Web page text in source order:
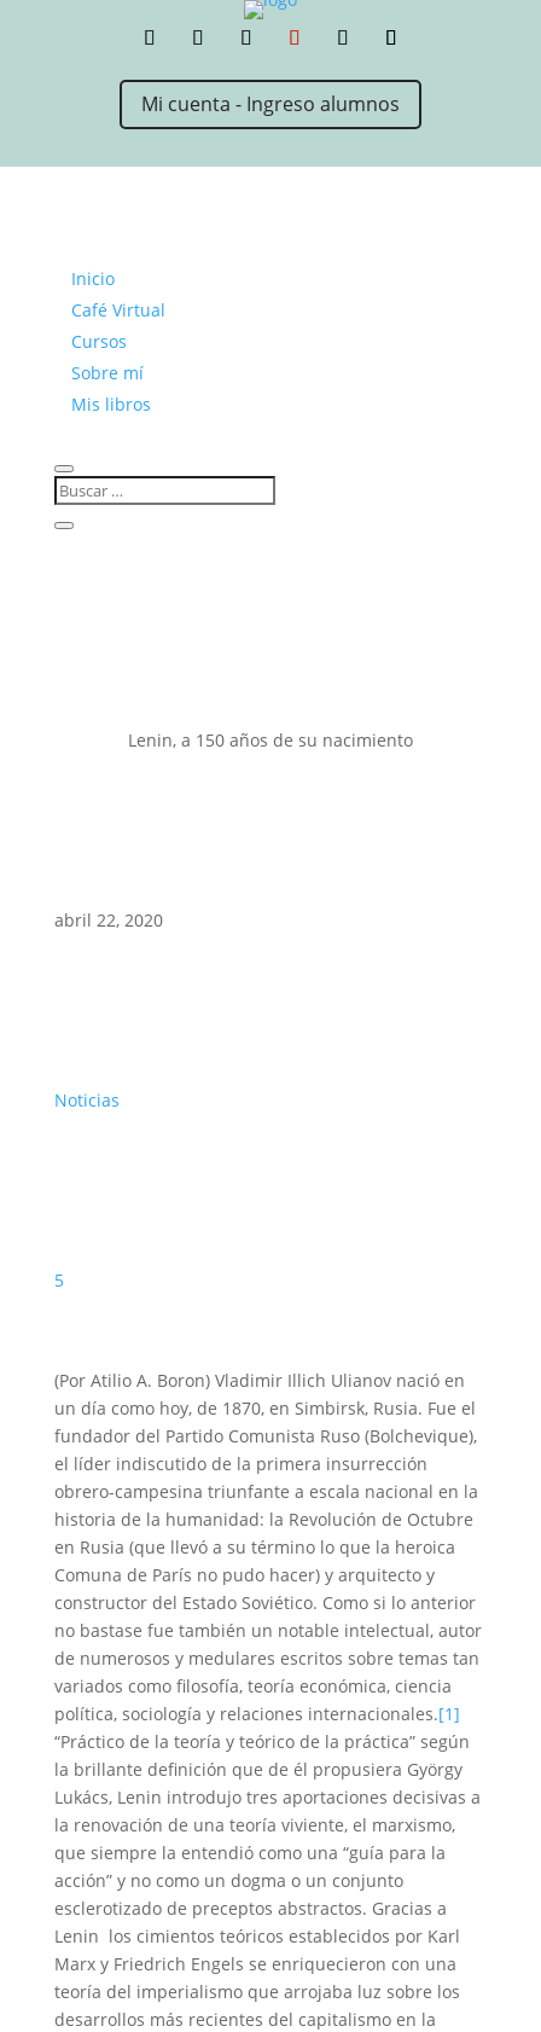
Mi cuenta - Ingreso alumnos
Inicio
Café Virtual
Cursos
Sobre mí
Mis libros
Lenin, a 150 años de su nacimiento
abril 22, 2020
Noticias
5
(Por Atilio A. Boron) Vladimir Illich Ulianov nació en
un día como hoy, de 1870, en Simbirsk, Rusia. Fue el
fundador del Partido Comunista Ruso (Bolchevique),
el líder indiscutido de la primera insurrección
obrero-campesina triunfante a escala nacional en la
historia de la humanidad: la Revolución de Octubre
en Rusia (que llevó a su término lo que la heroica
Comuna de París no pudo hacer) y arquitecto y
constructor del Estado Soviético. Como si lo anterior
no bastase fue también un notable intelectual, autor
de numerosos y medulares escritos sobre temas tan
variados como filosofía, teoría económica, ciencia
política, sociología y relaciones internacionales.[1]
“Práctico de la teoría y teórico de la práctica” según
la brillante definición que de él propusiera György
Lukács, Lenin introdujo tres aportaciones decisivas a
la renovación de una teoría viviente, el marxismo,
que siempre la entendió como una “guía para la
acción” y no como un dogma o un conjunto
esclerotizado de preceptos abstractos. Gracias a
Lenin los cimientos teóricos establecidos por Karl
Marx y Friedrich Engels se enriquecieron con una
teoría del imperialismo que arrojaba luz sobre los
desarrollos más recientes del capitalismo en la